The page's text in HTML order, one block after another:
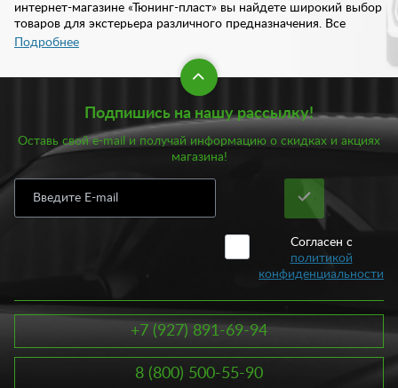
интернет-магазине «Тюнинг-пласт» вы найдете широкий выбор
товаров для экстерьера различного предназначения. Все
изделия отличаются высоким качеством и надежностью.
В нашем интернет-магазине предложен богатый ассортименте
Брызговики;
Воздухозаборники;
Жабо;
Подкрылки;
Кроме того, у нас всегда есть в наличии шноркели, форточки,
на фаркоп, тонировка и многое другое. Все эти детали
создают индивидуальный стиль автомобиля. В ассортименте
предложены товары как для отечественных, так и зарубежных
авто. Мы отдаем предпочтение исключительно проверенным
Подробнее
Подпишись на нашу рассылку!
Оставь свой e-mail и получай информацию о скидках и акциях
магазина!
Согласен с
политикой
конфиденциальности
+7 (927) 891-69-94
8 (800) 500-55-90